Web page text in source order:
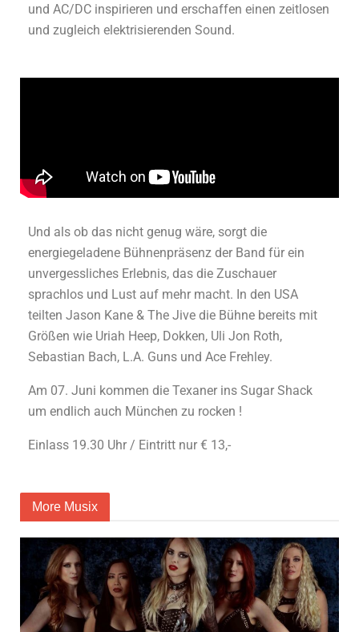
und AC/DC inspirieren und erschaffen einen zeitlosen
und zugleich elektrisierenden Sound.
Und als ob das nicht genug wäre, sorgt die
energiegeladene Bühnenpräsenz der Band für ein
unvergessliches Erlebnis, das die Zuschauer
sprachlos und Lust auf mehr macht. In den USA
teilten Jason Kane & The Jive die Bühne bereits mit
Größen wie Uriah Heep, Dokken, Uli Jon Roth,
Sebastian Bach, L.A. Guns und Ace Frehley.
Am 07. Juni kommen die Texaner ins Sugar Shack
um endlich auch München zu rocken !
Einlass 19.30 Uhr / Eintritt nur € 13,-
More Musix